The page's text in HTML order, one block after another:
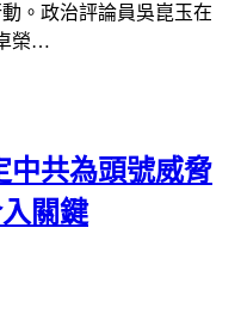
。政治評論員吳崑玉在
榮…
中共為頭號威脅
關鍵